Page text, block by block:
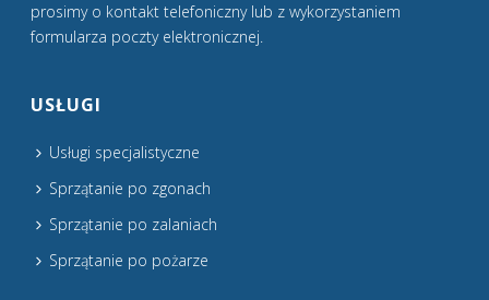
prosimy o kontakt telefoniczny lub z wykorzystaniem
formularza poczty elektronicznej.
USŁUGI
Usługi specjalistyczne
Sprzątanie po zgonach
Sprzątanie po zalaniach
Sprzątanie po pożarze